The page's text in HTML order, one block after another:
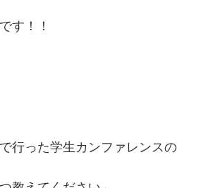
す！！
行った学生カンファレンスの